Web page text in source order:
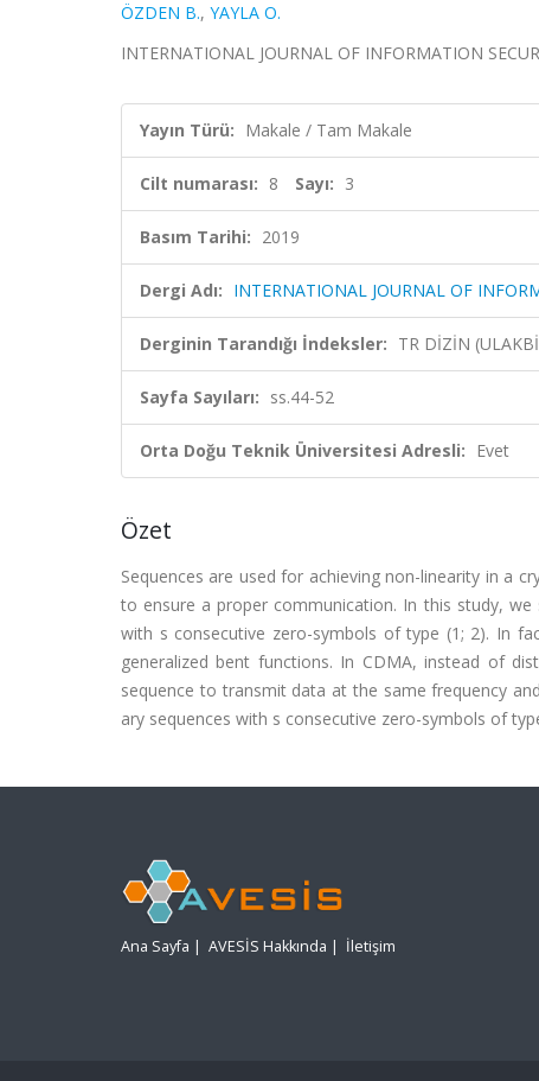
ÖZDEN B., YAYLA O.
INTERNATIONAL JOURNAL OF INFORMATION
Yayın Türü: Makale / Tam Makale
Cilt numarası: 8 Sayı: 3
Basım Tarihi: 2019
Dergi Adı: INTERNATIONAL JOURNAL OF
Derginin Tarandığı İndeksler: TR DİZİN
Sayfa Sayıları: ss.44-52
Orta Doğu Teknik Üniversitesi Adresli: Evet
Özet
Sequences are used for achieving non-linearity in a
to ensure a proper communication. In this study,
with s consecutive zero-symbols of type (1; 2). In
generalized bent functions. In CDMA, instead of
sequence to transmit data at the same frequency
ary sequences with s consecutive zero-symbols of
Ana Sayfa | AVESİS Hakkında | İletişim